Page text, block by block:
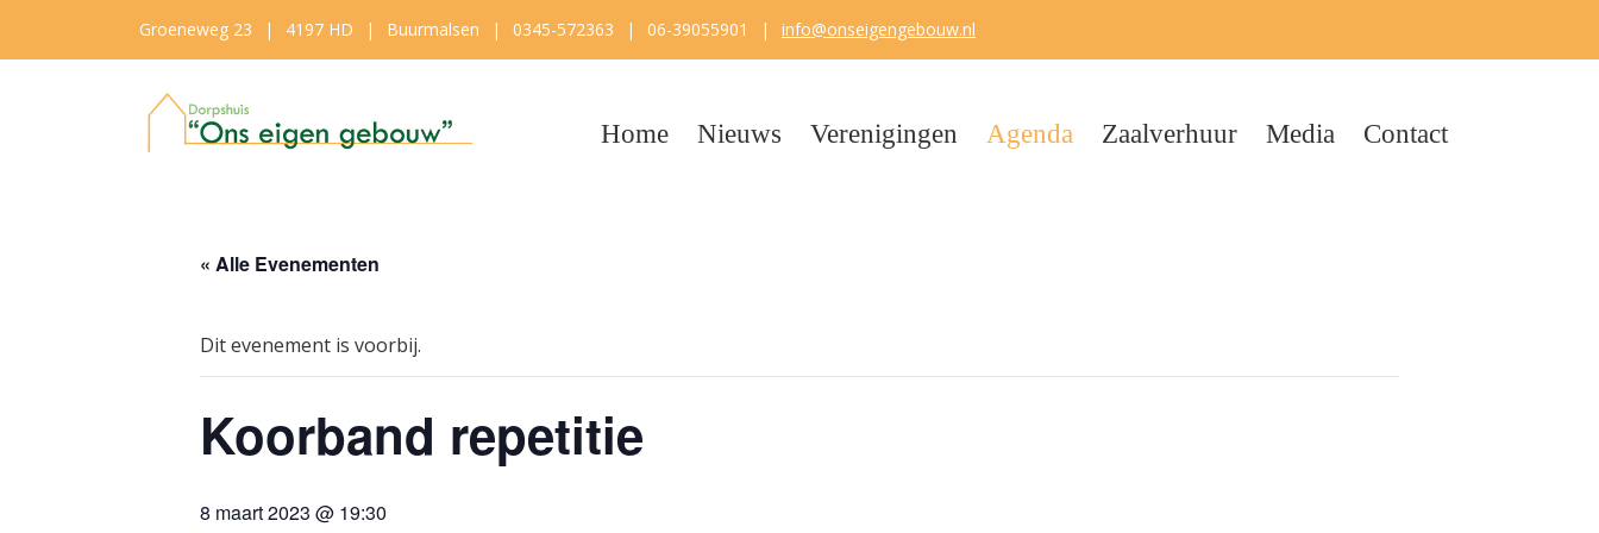
Groeneweg 23 | 4197 HD | Buurmalsen | 0345-572363 | 06-39055901 | info@onseigengebouw.nl
Home Nieuws Verenigingen Agenda Zaalverhuur Media Contact
« Alle Evenementen
Dit evenement is voorbij.
Koorband repetitie
8 maart 2023 @ 19:30